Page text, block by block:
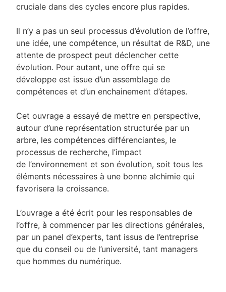
cruciale dans des cycles encore plus rapides.
Il n’y a pas un seul processus d’évolution de l’offre,
une idée, une compétence, un résultat de R&D, une
attente de prospect peut déclencher cette
évolution. Pour autant, une offre qui se
développe est issue d’un assemblage de
compétences et d’un enchainement d’étapes.
Cet ouvrage a essayé de mettre en perspective,
autour d’une représentation structurée par un
arbre, les compétences différenciantes, le
processus de recherche, l’impact
de l’environnement et son évolution, soit tous les
éléments nécessaires à une bonne alchimie qui
favorisera la croissance.
L’ouvrage a été écrit pour les responsables de
l’offre, à commencer par les directions générales,
par un panel d’experts, tant issus de l’entreprise
que du conseil ou de l’université, tant managers
que hommes du numérique.